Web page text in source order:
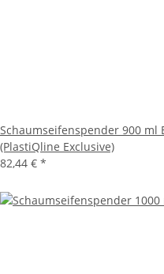
Schaumseifenspender 900 ml
(PlastiQline Exclusive)
82,44 € *